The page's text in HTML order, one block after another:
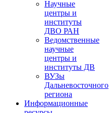
Научные
центры и
институты
ДВО РАН
Ведомственные
научные
центры и
институты ДВ
ВУЗы
Дальневосточного
региона
Информационные